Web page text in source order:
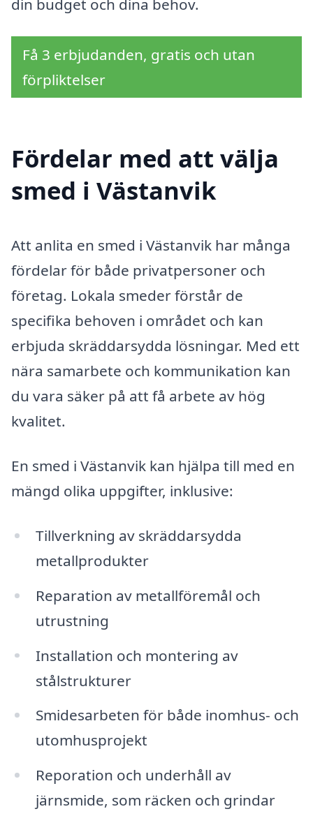
din budget och dina behov.
Få 3 erbjudanden, gratis och utan
förpliktelser
Fördelar med att välja
smed i Västanvik
Att anlita en smed i Västanvik har många
fördelar för både privatpersoner och
företag. Lokala smeder förstår de
specifika behoven i området och kan
erbjuda skräddarsydda lösningar. Med ett
nära samarbete och kommunikation kan
du vara säker på att få arbete av hög
kvalitet.
En smed i Västanvik kan hjälpa till med en
mängd olika uppgifter, inklusive:
Tillverkning av skräddarsydda
metallprodukter
Reparation av metallföremål och
utrustning
Installation och montering av
stålstrukturer
Smidesarbeten för både inomhus- och
utomhusprojekt
Reporation och underhåll av
järnsmide, som räcken och grindar